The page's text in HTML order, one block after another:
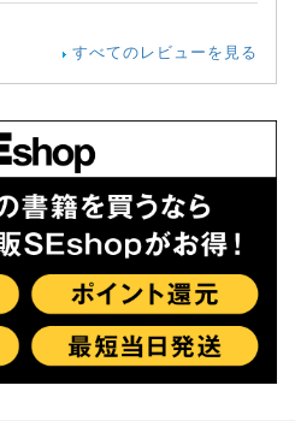
すべてのレビューを見る